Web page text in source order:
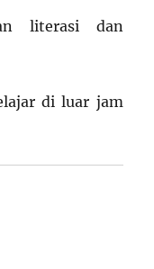
literasi dan
di luar jam